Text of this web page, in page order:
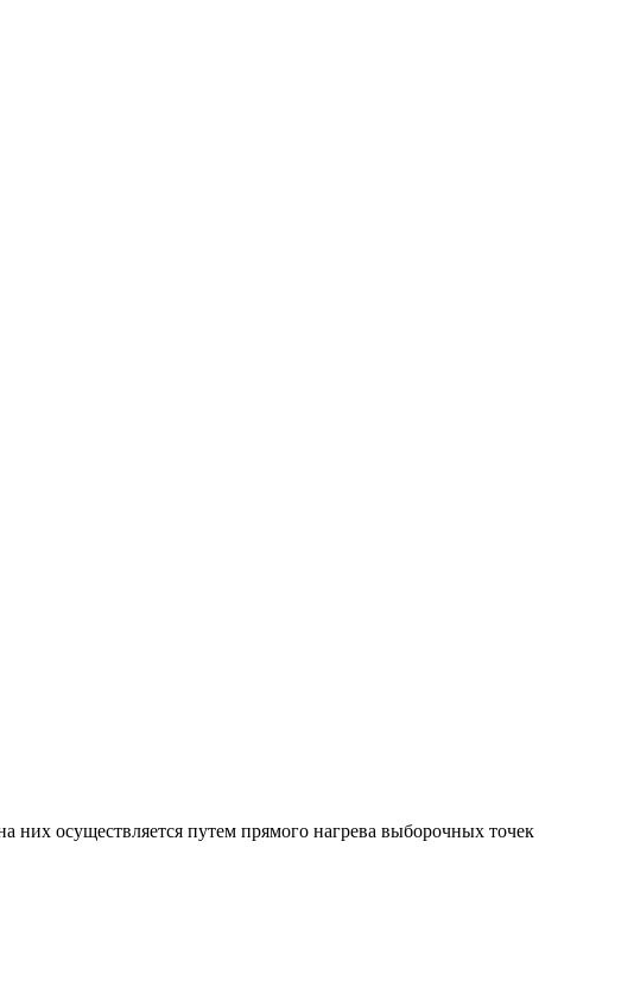
них осуществляется путем прямого нагрева выборочных точек